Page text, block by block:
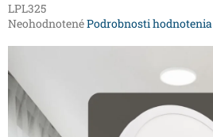
LPL325
Priemerné
je
0,0
z
5
hviezdičiek.
NeohodnotenéPodrobnosti hodnotenia